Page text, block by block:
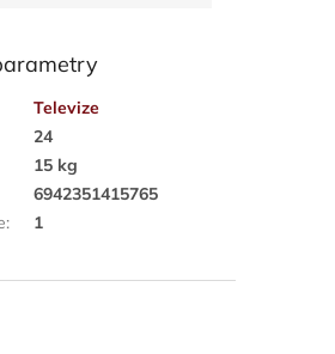
Televize
24
15 kg
6942351415765
: 1